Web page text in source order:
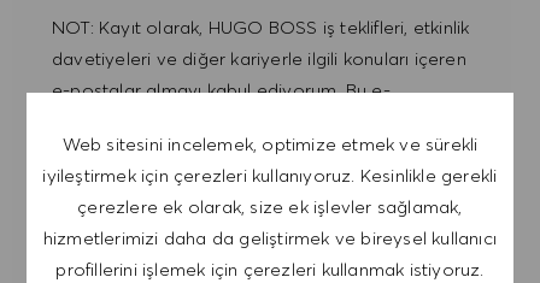
Web sitesini incelemek, optimize etmek ve sürekli
iyileştirmek için çerezleri kullanıyoruz. Kesinlikle gerekli
çerezlere ek olarak, size ek işlevler sağlamak,
hizmetlerimizi daha da geliştirmek ve bireysel kullanıcı
profillerini işlemek için çerezleri kullanmak istiyoruz.
NOT: Kayıt olarak, HUGO BOSS iş teklifleri, etkinlik
davetiyeleri ve diğer kariyerle ilgili konuları içeren
e-postalar almayı kabul ediyorum. Bu e-
postada bulunan bağlantıya tıklayarak,
çıkabileceğimi kabul ediyorum. Kişisel verilerimin
GIZLILIK POLITIKASI'na uygun olarak
işleneceğini kabul ediyorum.